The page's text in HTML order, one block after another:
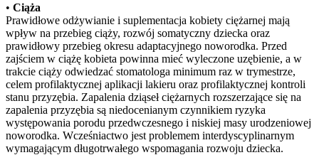
• Ciąża
Prawidłowe odżywianie i suplementacja kobiety ciężarnej mają
wpływ na przebieg ciąży, rozwój somatyczny dziecka oraz
prawidłowy przebieg okresu adaptacyjnego noworodka. Przed
zajściem w ciążę kobieta powinna mieć wyleczone uzębienie, a w
trakcie ciąży odwiedzać stomatologa minimum raz w trymestrze,
celem profilaktycznej aplikacji lakieru oraz profilaktycznej kontroli
stanu przyzębia. Zapalenia dziąseł ciężarnych rozszerzające się na
zapalenia przyzębia są niedocenianym czynnikiem ryzyka
występowania porodu przedwczesnego i niskiej masy urodzeniowej
noworodka. Wcześniactwo jest problemem interdyscyplinarnym
wymagającym długotrwałego wspomagania rozwoju dziecka.